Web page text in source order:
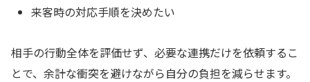
来客時の対応手順を決めたい
相手の行動全体を評価せず、必要な連携だけを依頼するこ
とで、余計な衝突を避けながら自分の負担を減らせます。